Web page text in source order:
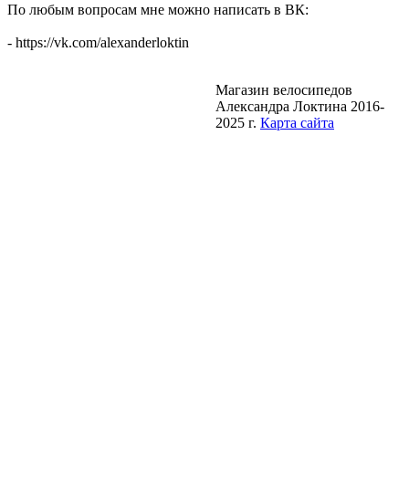
По любым вопросам мне можно написать в ВК:
- https://vk.com/alexanderloktin
Магазин велосипедов
Александра Локтина 2016-
2025 г. Карта сайта